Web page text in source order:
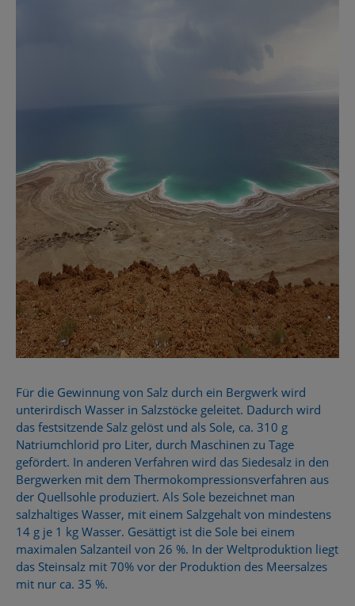
Für die Gewinnung von Salz durch ein Bergwerk wird
unterirdisch Wasser in Salzstöcke geleitet. Dadurch wird
das festsitzende Salz gelöst und als Sole, ca. 310 g
Natriumchlorid pro Liter, durch Maschinen zu Tage
gefördert. In anderen Verfahren wird das Siedesalz in den
Bergwerken mit dem Thermokompressionsverfahren aus
der Quellsohle produziert. Als Sole bezeichnet man
salzhaltiges Wasser, mit einem Salzgehalt von mindestens
14 g je 1 kg Wasser. Gesättigt ist die Sole bei einem
maximalen Salzanteil von 26 %. In der Weltproduktion liegt
das Steinsalz mit 70% vor der Produktion des Meersalzes
mit nur ca. 35 %.